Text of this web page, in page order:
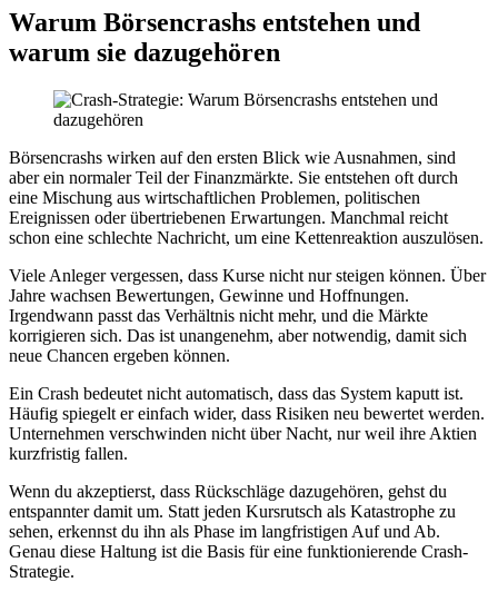
Warum Börsencrashs entstehen und
warum sie dazugehören
Börsencrashs wirken auf den ersten Blick wie Ausnahmen, sind
aber ein normaler Teil der Finanzmärkte. Sie entstehen oft durch
eine Mischung aus wirtschaftlichen Problemen, politischen
Ereignissen oder übertriebenen Erwartungen. Manchmal reicht
schon eine schlechte Nachricht, um eine Kettenreaktion auszulösen.
Viele Anleger vergessen, dass Kurse nicht nur steigen können. Über
Jahre wachsen Bewertungen, Gewinne und Hoffnungen.
Irgendwann passt das Verhältnis nicht mehr, und die Märkte
korrigieren sich. Das ist unangenehm, aber notwendig, damit sich
neue Chancen ergeben können.
Ein Crash bedeutet nicht automatisch, dass das System kaputt ist.
Häufig spiegelt er einfach wider, dass Risiken neu bewertet werden.
Unternehmen verschwinden nicht über Nacht, nur weil ihre Aktien
kurzfristig fallen.
Wenn du akzeptierst, dass Rückschläge dazugehören, gehst du
entspannter damit um. Statt jeden Kursrutsch als Katastrophe zu
sehen, erkennst du ihn als Phase im langfristigen Auf und Ab.
Genau diese Haltung ist die Basis für eine funktionierende Crash-
Strategie.